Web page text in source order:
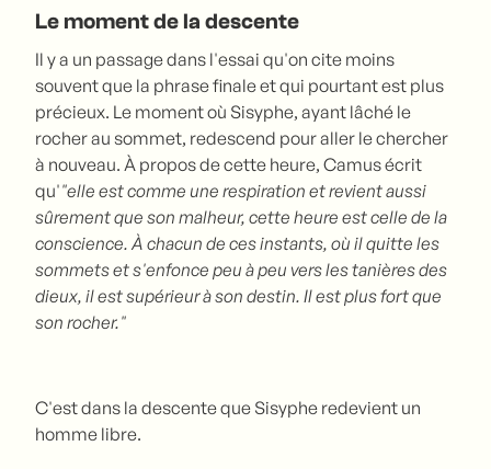
Le moment de la descente
Il y a un passage dans l'essai qu'on cite moins
souvent que la phrase finale et qui pourtant est plus
précieux. Le moment où Sisyphe, ayant lâché le
rocher au sommet, redescend pour aller le chercher
à nouveau. À propos de cette heure, Camus écrit
qu'"elle est comme une respiration et revient aussi
sûrement que son malheur, cette heure est celle de la
conscience. À chacun de ces instants, où il quitte les
sommets et s'enfonce peu à peu vers les tanières des
dieux, il est supérieur à son destin. Il est plus fort que
son rocher."
C'est dans la descente que Sisyphe redevient un
homme libre.